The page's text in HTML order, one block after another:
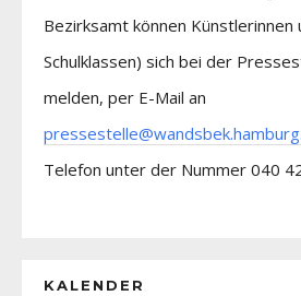
Bezirksamt können Künstlerinnen
Schulklassen) sich bei der
melden, per E-Mail an
Telefon unter der Nummer 040
KALENDER